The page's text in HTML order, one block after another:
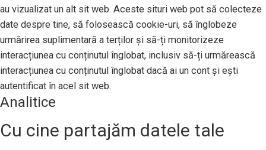
au vizualizat un alt sit web. Aceste situri web pot să colecteze
date despre tine, să folosească cookie-uri, să înglobeze
urmărirea suplimentară a terților și să-ți monitorizeze
interacțiunea cu conținutul înglobat, inclusiv să-ți urmărească
interacțiunea cu conținutul înglobat dacă ai un cont și ești
autentificat în acel sit web.
Analitice
Cu cine partajăm datele tale